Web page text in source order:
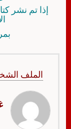
إذا تم نشر
الملف